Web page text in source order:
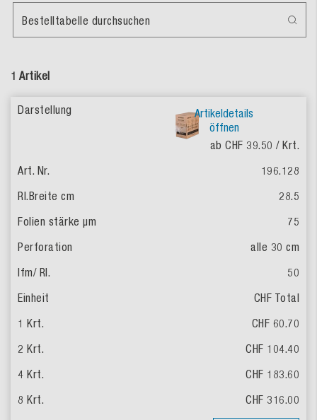
1 Artikel
Bestelltabelle durchsuchen
Artikeldetails
öffnen
ab CHF 39.50 / Krt.
196.128
28.5
75
alle 30 cm
50
CHF Total
CHF 60.70
CHF 104.40
CHF 183.60
CHF 316.00